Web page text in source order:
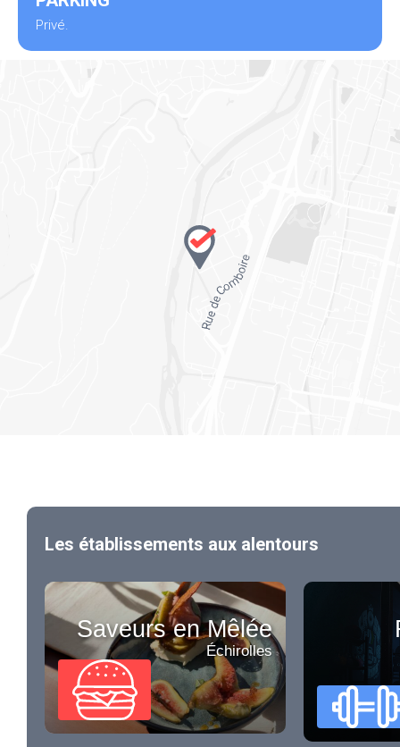
Privé.
Les établissements aux alentours
Saveurs en Mêlée
Échirolles